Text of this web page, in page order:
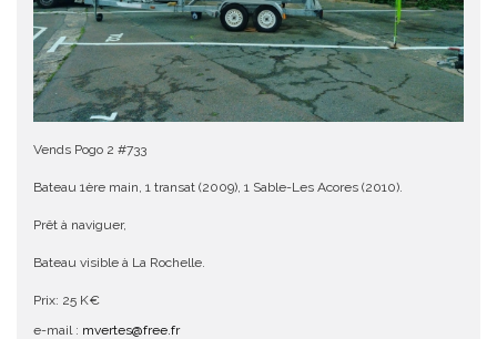
Vends Pogo 2 #733
Bateau 1ère main, 1 transat (2009), 1 Sable-Les Acores (2010).
Prêt à naviguer,
Bateau visible à La Rochelle.
Prix: 25 K€
e-mail : mvertes@free.fr